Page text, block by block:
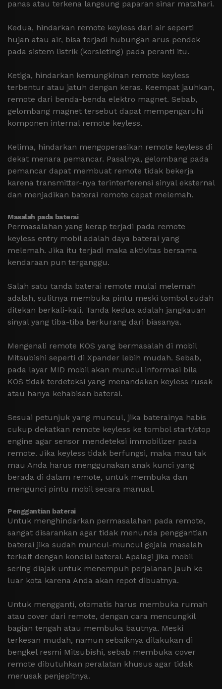
panas atau terkena langsung paparan sinar matahari.
Kedua, hindarkan remote keyless dari air seperti
hujan atau air, bisa terjadi hubungan arus pendek
pada sistem listrik (korsleting) pada peranti itu.
Ketiga, hindarkan kemungkinan remote keyless
terbentur atau jatuh dengan keras. Keempat jauhkan,
remote dari benda-benda elektro magnet. Sebab,
gelombang magnet tersebut dapat mempengaruhi
komponen internal remote keyless.
Kelima, hindarkan mengoperasikan remote keyless di
dekat menara pemancar. Pasalnya, gelombang pada
pemancar dapat membuat remote tidak bekerja
karena transmitter-nya terinterferensi sinyal eksternal
dan menjadikan baterai remote cepat melemah.
Masalah pada baterai
Permasalahan yang kerap terjadi pada remote
keyless entry mobil adalah daya baterai yang
melemah. Jika itu terjadi maka aktivitas bersama
kendaraan pun terganggu.
Salah satu tanda baterai remote mulai melemah
adalah, sulitnya membuka pintu meski tombol sudah
ditekan berkali-kali. Tanda kedua adalah jangkauan
sinyal yang tiba-tiba berkurang dari biasanya.
Mengenali remote KOS yang bermasalah di mobil
Mitsubishi seperti di Xpander lebih mudah. Sebab,
pada layar MID mobil akan muncul informasi bila
KOS tidak terdeteksi yang menandakan keyless rusak
atau hanya kehabisan baterai.
Sesuai petunjuk yang muncul, jika baterainya habis
cukup dekatkan remote keyless ke tombol start/stop
engine agar sensor mendeteksi immobilizer pada
remote. Jika keyless tidak berfungsi, maka mau tak
mau Anda harus menggunakan anak kunci yang
berada di dalam remote, untuk membuka dan
mengunci pintu mobil secara manual.
Penggantian baterai
Untuk menghindarkan permasalahan pada remote,
sangat disarankan agar tidak menunda penggantian
baterai jika sudah muncul-muncul gejala masalah
terkait dengan kondisi baterai. Apalagi jika mobil
sering diajak untuk menempuh perjalanan jauh ke
luar kota karena Anda akan repot dibuatnya.
Untuk mengganti, otomatis harus membuka rumah
atau cover dari remote, dengan cara mencungkil
bagian tengah atau membuka bautnya. Meski
terkesan mudah, namun sebaiknya dilakukan di
bengkel resmi Mitsubishi, sebab membuka cover
remote dibutuhkan peralatan khusus agar tidak
merusak penjepitnya.